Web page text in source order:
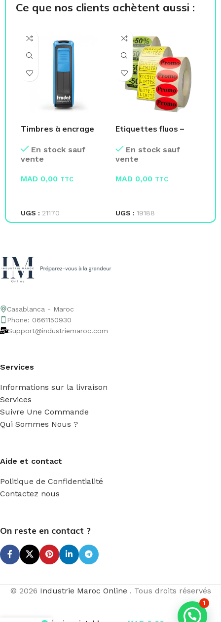
Ce que nos clients achètent aussi :
Timbres à encrage
En stock sauf
vente
MAD 0,00 TTC
UGS : 21170
Etiquettes fluos –
En stock sauf
vente
MAD 0,00 TTC
UGS : 19188
Casablanca - Maroc
Phone: 0661150930
Support@industriemaroc.com
Services
Informations sur la livraison
Services
Suivre Une Commande
Qui Sommes Nous ?
Aide et contact
Politique de Confidentialité
Contactez nous
On reste en contact ?
© 2026 Industrie Maroc Online . Tous droits réservés
1